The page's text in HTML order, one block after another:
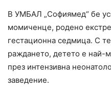
В УМБАЛ „Софиямед“ бе
момиченце, родено
гестационна седмица. С
раждането, детето е най-
през интензивна
заведение.